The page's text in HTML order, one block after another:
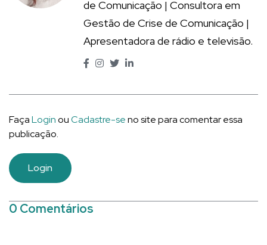
de Comunicação | Consultora em
Gestão de Crise de Comunicação |
Apresentadora de rádio e televisão.
FaçaLoginouCadastre-seno site para comentar essa
publicação.
Login
0 Comentários